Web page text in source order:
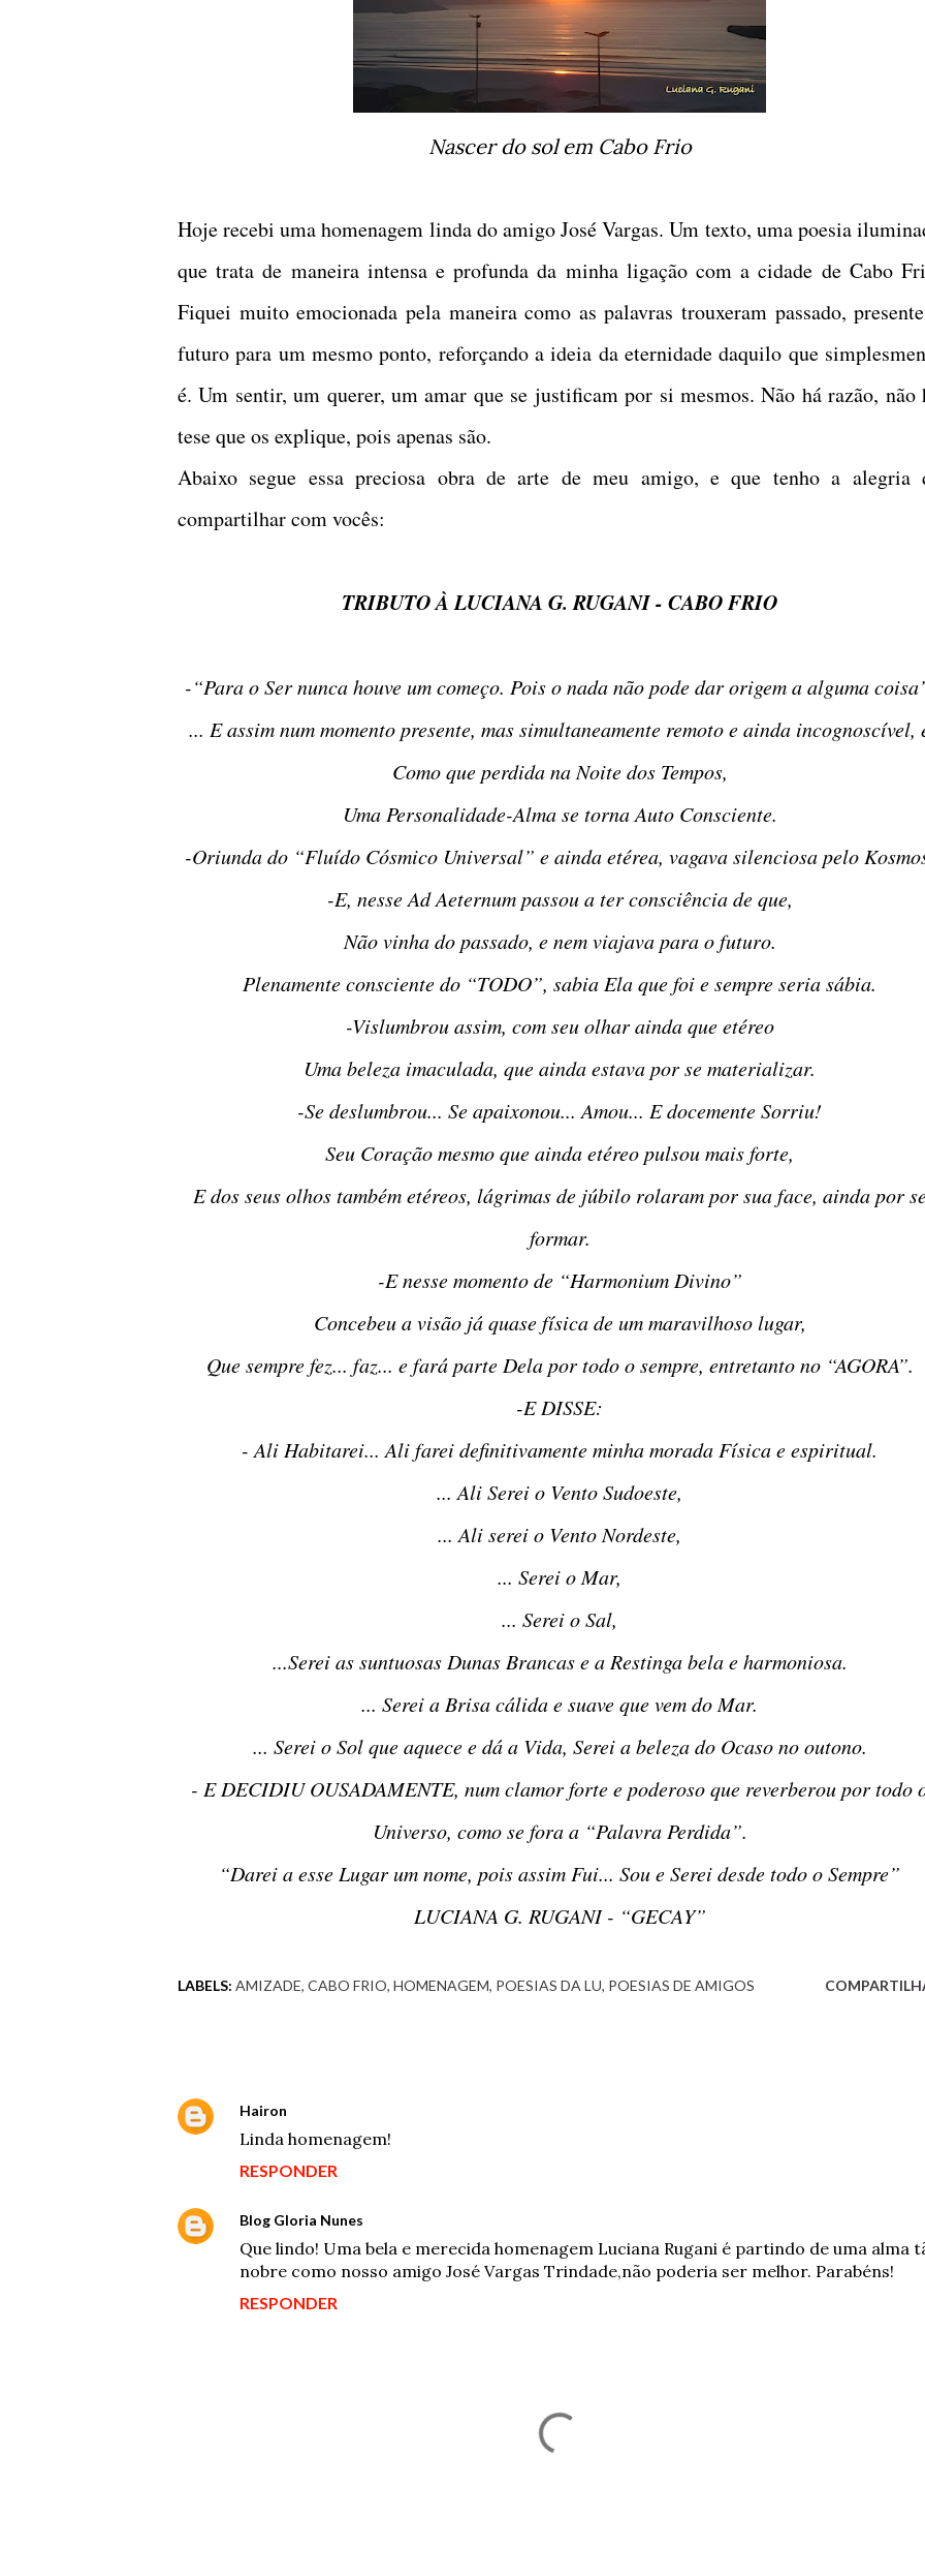
Nascer do sol em Cabo Frio
Hoje recebi uma homenagem linda do amigo José Vargas. Um texto, uma poesia
que trata de maneira intensa e profunda da minha ligação com a cidade de Cabo
Fiquei muito emocionada pela maneira como as palavras trouxeram passado,
futuro para um mesmo ponto, reforçando a ideia da eternidade daquilo que
é. Um sentir, um querer, um amar que se justificam por si mesmos. Não há razão, não
tese que os explique, pois apenas são.
Abaixo segue essa preciosa obra de arte de meu amigo, e que tenho a alegria
compartilhar com vocês:
TRIBUTO À LUCIANA G. RUGANI - CABO FRIO
-“Para o Ser nunca houve um começo. Pois o nada não pode dar origem a alguma
... E assim num momento presente, mas simultaneamente remoto e ainda incognoscível,
Como que perdida na Noite dos Tempos,
Uma Personalidade-Alma se torna Auto Consciente.
-Oriunda do “Fluído Cósmico Universal” e ainda etérea, vagava silenciosa pelo
-E, nesse Ad Aeternum passou a ter consciência de que,
Não vinha do passado, e nem viajava para o futuro.
Plenamente consciente do “TODO”, sabia Ela que foi e sempre seria sábia.
-Vislumbrou assim, com seu olhar ainda que etéreo
Uma beleza imaculada, que ainda estava por se materializar.
-Se deslumbrou... Se apaixonou... Amou... E docemente Sorriu!
Seu Coração mesmo que ainda etéreo pulsou mais forte,
E dos seus olhos também etéreos, lágrimas de júbilo rolaram por sua face, ainda por se
formar.
-E nesse momento de “Harmonium Divino”
Concebeu a visão já quase física de um maravilhoso lugar,
Que sempre fez... faz... e fará parte Dela por todo o sempre, entretanto no “AGORA”.
-E DISSE:
- Ali Habitarei... Ali farei definitivamente minha morada Física e espiritual.
... Ali Serei o Vento Sudoeste,
... Ali serei o Vento Nordeste,
... Serei o Mar,
... Serei o Sal,
...Serei as suntuosas Dunas Brancas e a Restinga bela e harmoniosa.
... Serei a Brisa cálida e suave que vem do Mar.
... Serei o Sol que aquece e dá a Vida, Serei a beleza do Ocaso no outono.
- E DECIDIU OUSADAMENTE, num clamor forte e poderoso que reverberou por todo o
Universo, como se fora a “Palavra Perdida”.
“Darei a esse Lugar um nome, pois assim Fui... Sou e Serei desde todo o Sempre”
LUCIANA G. RUGANI - “GECAY”
LABELS: AMIZADE CABO FRIO HOMENAGEM POESIAS DA LU POESIAS DE AMIGOS
Hairon
Linda homenagem!
RESPONDER
Blog Gloria Nunes
Que lindo! Uma bela e merecida homenagem Luciana Rugani é partindo de uma alma
nobre como nosso amigo José Vargas Trindade,não poderia ser melhor. Parabéns!
RESPONDER